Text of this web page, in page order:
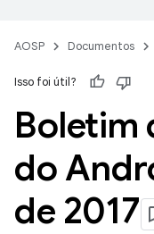
AOSP Documentos
Isso foi útil?
Boletim
do
de 2017